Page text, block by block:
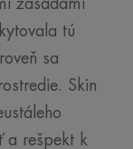
tú
sa
Skin
a rešpekt k